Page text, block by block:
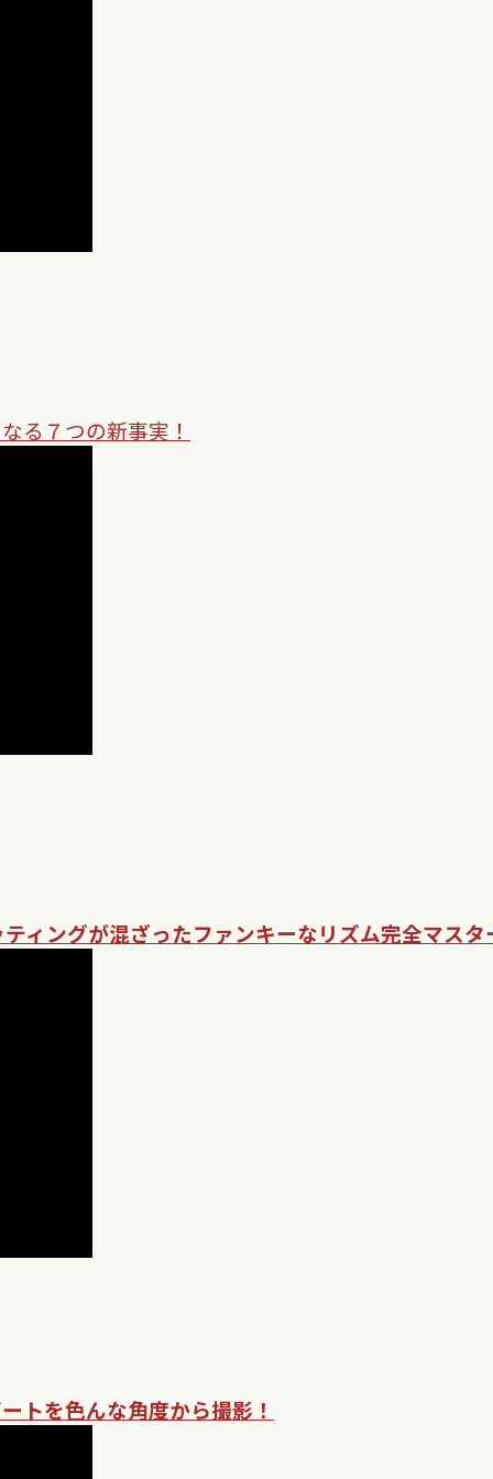
る７つの新事実！
ィングが混ざったファンキーなリズム完全マスタ
トを色んな角度から撮影！